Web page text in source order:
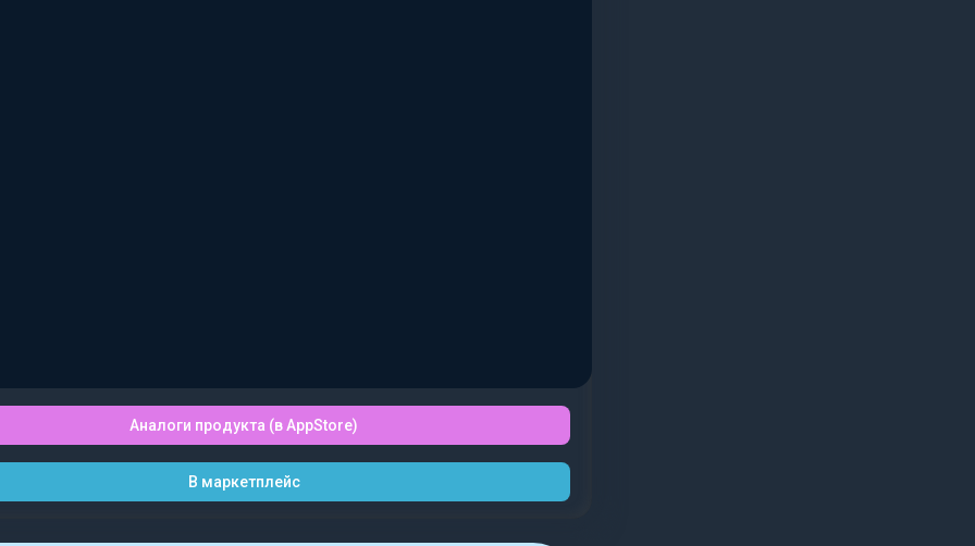
Аналоги продукта (в AppStore)
В маркетплейс